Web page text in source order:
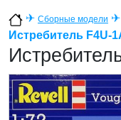
✈ Сборные модели ✈
Истребитель F4U-